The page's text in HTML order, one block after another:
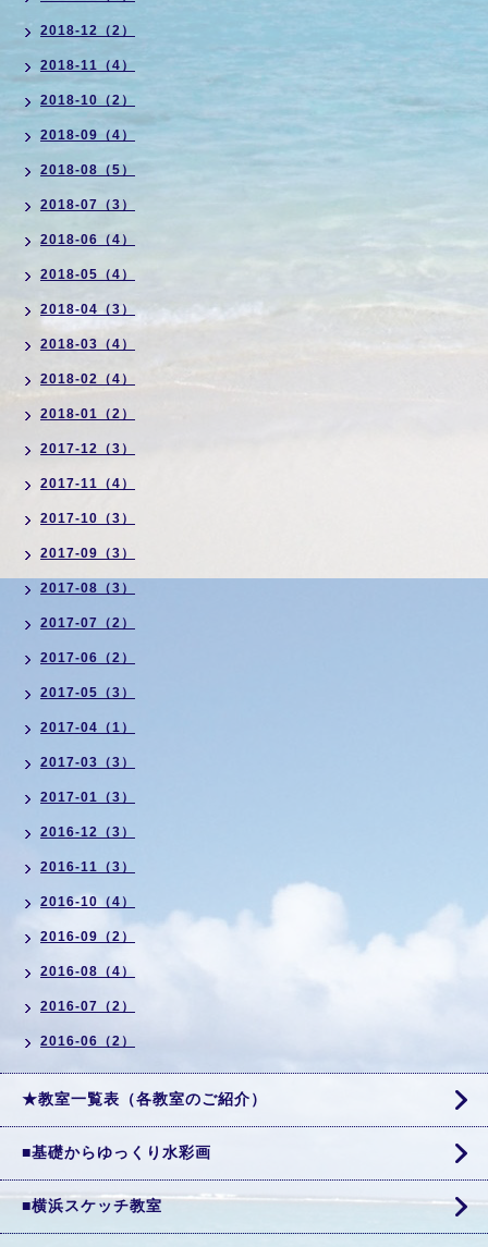
2018-12（2）
2018-11（4）
2018-10（2）
2018-09（4）
2018-08（5）
2018-07（3）
2018-06（4）
2018-05（4）
2018-04（3）
2018-03（4）
2018-02（4）
2018-01（2）
2017-12（3）
2017-11（4）
2017-10（3）
2017-09（3）
2017-08（3）
2017-07（2）
2017-06（2）
2017-05（3）
2017-04（1）
2017-03（3）
2017-01（3）
2016-12（3）
2016-11（3）
2016-10（4）
2016-09（2）
2016-08（4）
2016-07（2）
2016-06（2）
★教室一覧表（各教室のご紹介）
■基礎からゆっくり水彩画
■横浜スケッチ教室